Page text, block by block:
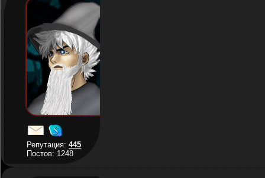
Репутация:445
Постов: 1248